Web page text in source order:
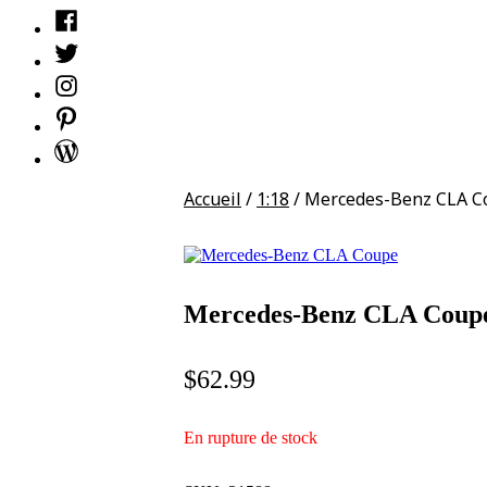
Facebook
Twitter
Instagram
Pinterest
WordPress
Accueil / 1:18 / Mercedes-Benz CLA
Mercedes-Benz CLA
$62.99
En rupture de stock